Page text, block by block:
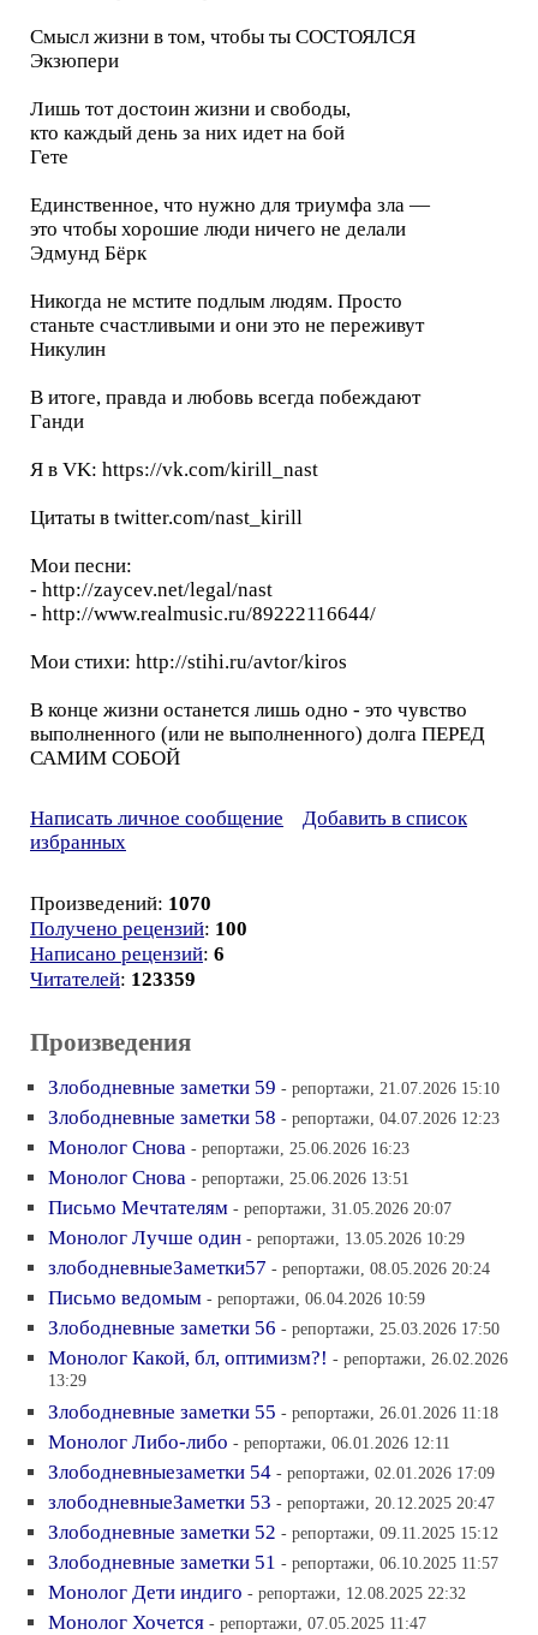
Смысл жизни в том, чтобы ты СОСТОЯЛСЯ
Экзюпери
Лишь тот достоин жизни и свободы,
кто каждый день за них идет на бой
Гете
Единственное, что нужно для триумфа зла —
это чтобы хорошие люди ничего не делали
Эдмунд Бёрк
Никогда не мстите подлым людям. Просто
станьте счастливыми и они это не переживут
Никулин
В итоге, правда и любовь всегда побеждают
Ганди
Я в VK: https://vk.com/kirill_nast
Цитаты в twitter.com/nast_kirill
Мои песни:
- http://zaycev.net/legal/nast
- http://www.realmusic.ru/89222116644/
Мои стихи: http://stihi.ru/avtor/kiros
В конце жизни останется лишь одно - это чувство
выполненного (или не выполненного) долга ПЕРЕД
САМИМ СОБОЙ
Написать личное сообщение
Добавить в список
избранных
Произведений: 1070
Получено рецензий: 100
Написано рецензий: 6
Читателей: 123359
Произведения
Злободневные заметки 59 - репортажи, 21.07.2026 15:10
Злободневные заметки 58 - репортажи, 04.07.2026 12:23
Монолог Снова - репортажи, 25.06.2026 16:23
Монолог Снова - репортажи, 25.06.2026 13:51
Письмо Мечтателям - репортажи, 31.05.2026 20:07
Монолог Лучше один - репортажи, 13.05.2026 10:29
злободневныеЗаметки57 - репортажи, 08.05.2026 20:24
Письмо ведомым - репортажи, 06.04.2026 10:59
Злободневные заметки 56 - репортажи, 25.03.2026 17:50
Монолог Какой, бл, оптимизм?! - репортажи, 26.02.2026
13:29
Злободневные заметки 55 - репортажи, 26.01.2026 11:18
Монолог Либо-либо - репортажи, 06.01.2026 12:11
Злободневныезаметки 54 - репортажи, 02.01.2026 17:09
злободневныеЗаметки 53 - репортажи, 20.12.2025 20:47
Злободневные заметки 52 - репортажи, 09.11.2025 15:12
Злободневные заметки 51 - репортажи, 06.10.2025 11:57
Монолог Дети индиго - репортажи, 12.08.2025 22:32
Монолог Хочется - репортажи, 07.05.2025 11:47